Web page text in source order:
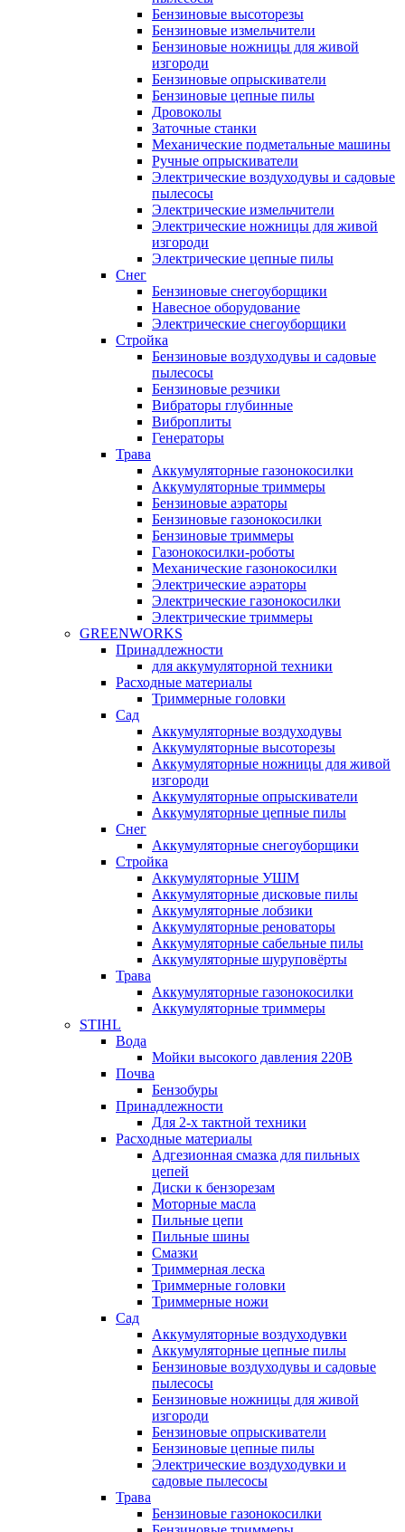
Бензиновые высоторезы
Бензиновые измельчители
Бензиновые ножницы для живой
изгороди
Бензиновые опрыскиватели
Бензиновые цепные пилы
Дровоколы
Заточные станки
Механические подметальные машины
Ручные опрыскиватели
Электрические воздуходувы и садовые
пылесосы
Электрические измельчители
Электрические ножницы для живой
изгороди
Электрические цепные пилы
Снег
Бензиновые снегоуборщики
Навесное оборудование
Электрические снегоуборщики
Стройка
Бензиновые воздуходувы и садовые
пылесосы
Бензиновые резчики
Вибраторы глубинные
Виброплиты
Генераторы
Трава
Аккумуляторные газонокосилки
Аккумуляторные триммеры
Бензиновые аэраторы
Бензиновые газонокосилки
Бензиновые триммеры
Газонокосилки-роботы
Механические газонокосилки
Электрические аэраторы
Электрические газонокосилки
Электрические триммеры
GREENWORKS
Принадлежности
для аккумуляторной техники
Расходные материалы
Триммерные головки
Сад
Аккумуляторные воздуходувы
Аккумуляторные высоторезы
Аккумуляторные ножницы для живой
изгороди
Аккумуляторные опрыскиватели
Аккумуляторные цепные пилы
Снег
Аккумуляторные снегоуборщики
Стройка
Аккумуляторные УШМ
Аккумуляторные дисковые пилы
Аккумуляторные лобзики
Аккумуляторные реноваторы
Аккумуляторные сабельные пилы
Аккумуляторные шуруповёрты
Трава
Аккумуляторные газонокосилки
Аккумуляторные триммеры
STIHL
Вода
Мойки высокого давления 220В
Почва
Бензобуры
Принадлежности
Для 2-х тактной техники
Расходные материалы
Адгезионная смазка для пильных
цепей
Диски к бензорезам
Моторные масла
Пильные цепи
Пильные шины
Смазки
Триммерная леска
Триммерные головки
Триммерные ножи
Сад
Аккумуляторные воздуходувки
Аккумуляторные цепные пилы
Бензиновые воздуходувы и садовые
пылесосы
Бензиновые ножницы для живой
изгороди
Бензиновые опрыскиватели
Бензиновые цепные пилы
Электрические воздуходувки и
садовые пылесосы
Трава
Бензиновые газонокосилки